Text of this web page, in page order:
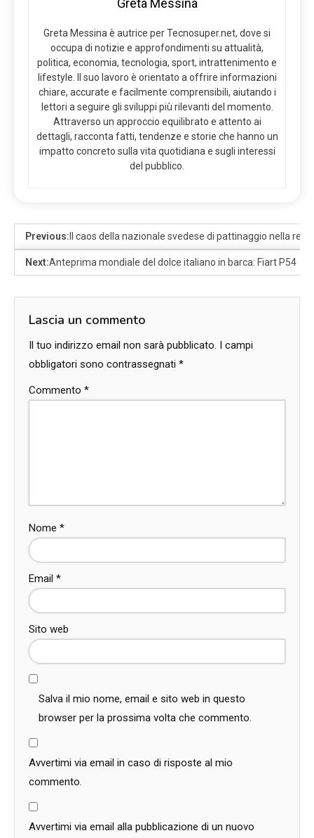
Greta Messina
Greta Messina è autrice per Tecnosuper.net, dove si
occupa di notizie e approfondimenti su attualità,
politica, economia, tecnologia, sport, intrattenimento e
lifestyle. Il suo lavoro è orientato a offrire informazioni
chiare, accurate e facilmente comprensibili, aiutando i
lettori a seguire gli sviluppi più rilevanti del momento.
Attraverso un approccio equilibrato e attento ai
dettagli, racconta fatti, tendenze e storie che hanno un
impatto concreto sulla vita quotidiana e sugli interessi
del pubblico.
Previous: Il caos della nazionale svedese di pattinaggio nella
Next:Anteprima mondiale del dolce italiano in barca: Fiart P54
Lascia un commento
Il tuo indirizzo email non sarà pubblicato. I campi
obbligatori sono contrassegnati *
Commento *
Nome *
Email *
Sito web
Salva il mio nome, email e sito web in questo
browser per la prossima volta che commento.
Avvertimi via email in caso di risposte al mio
commento.
Avvertimi via email alla pubblicazione di un nuovo